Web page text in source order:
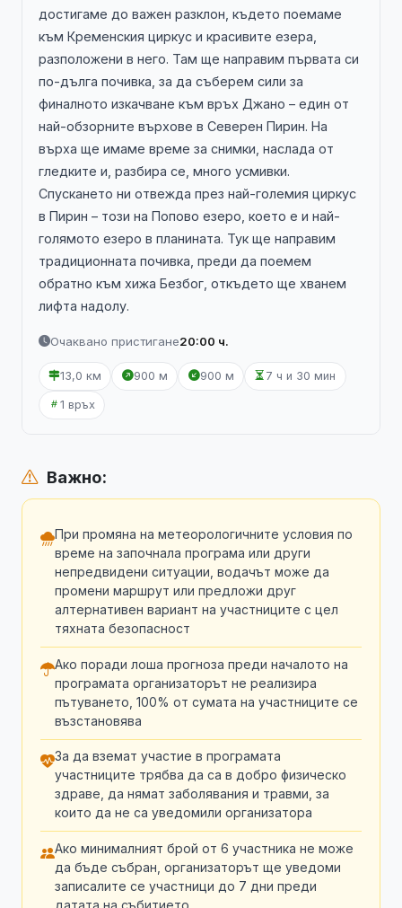
достигаме до важен разклон, където поемаме
към Кременския циркус и красивите езера,
разположени в него. Там ще направим първата си
по-дълга почивка, за да съберем сили за
финалното изкачване към връх Джано – един от
най-обзорните върхове в Северен Пирин. На
върха ще имаме време за снимки, наслада от
гледките и, разбира се, много усмивки.
Спускането ни отвежда през най-големия циркус
в Пирин – този на Попово езеро, което е и най-
голямото езеро в планината. Тук ще направим
традиционната почивка, преди да поемем
обратно към хижа Безбог, откъдето ще хванем
лифта надолу.
Очаквано пристигане20:00 ч.
13,0 км 900 м 900 м 7 ч и 30 мин
1 връх
Важно:
При промяна на метеорологичните условия по
време на започнала програма или други
непредвидени ситуации, водачът може да
промени маршрут или предложи друг
алтернативен вариант на участниците с цел
тяхната безопасност
Ако поради лоша прогноза преди началото на
програмата организаторът не реализира
пътуването, 100% от сумата на участниците се
възстановява
За да вземат участие в програмата
участниците трябва да са в добро физическо
здраве, да нямат заболявания и травми, за
които да не са уведомили организатора
Ако минималният брой от 6 участника не може
да бъде събран, организаторът ще уведоми
записалите се участници до 7 дни преди